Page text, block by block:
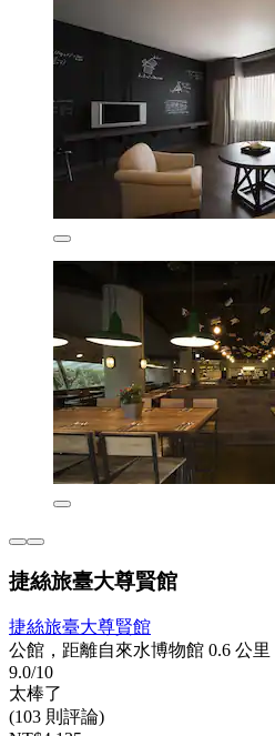
捷絲旅臺大尊賢館
捷絲旅臺大尊賢館
公館，距離自來水博物館 0.6 公里
9.0/10
太棒了
(103 則評論)